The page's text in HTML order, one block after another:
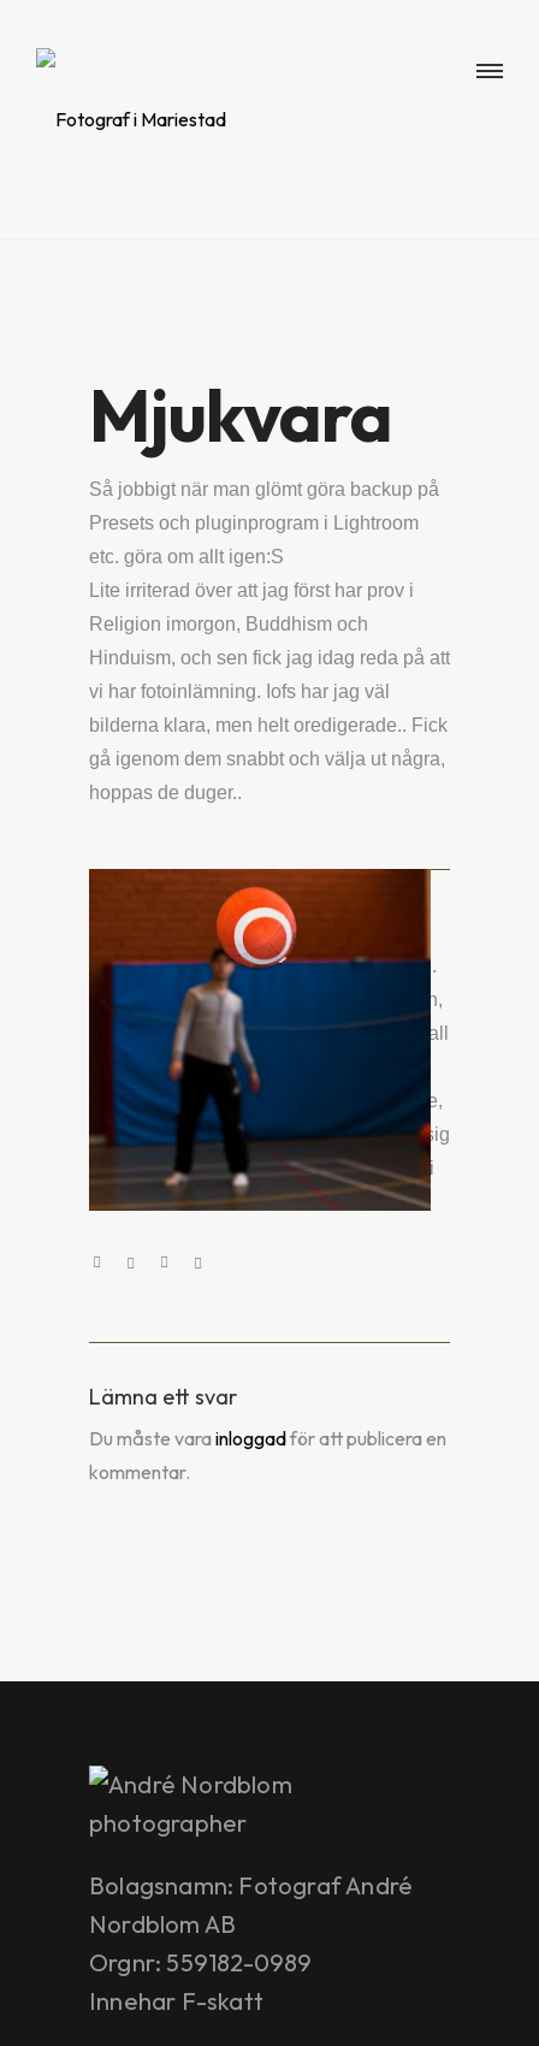
Mjukvara
Så jobbigt när man glömt göra backup på
Presets och pluginprogram i Lightroom
etc. göra om allt igen:S
Lite irriterad över att jag först har prov i
Religion imorgon, Buddhism och
Hinduism, och sen fick jag idag reda på att
vi har fotoinlämning. Iofs har jag väl
bilderna klara, men helt oredigerade.. Fick
gå igenom dem snabbt och välja ut några,
hoppas de duger..
Uppgiften gick ut på att välja en lärare
och sedan göra reklam för dennes ämne.
Vi skulle ta minst fyra bilder för hemsidan,
samt en för en större utskrift. Bilderna skall
användas på hemsidan såväl som i
marknadsföring.. Vi valde en idrottslärare,
vilket vi trodde var lättast. Det visade ju sig
vara helt fel, det var mycket svårare än vi
trott!
Lämna ett svar
Du måste varainloggadför att publicera en
kommentar.
Bolagsnamn: Fotograf André
Nordblom AB
Orgnr: 559182-0989
Innehar F-skatt